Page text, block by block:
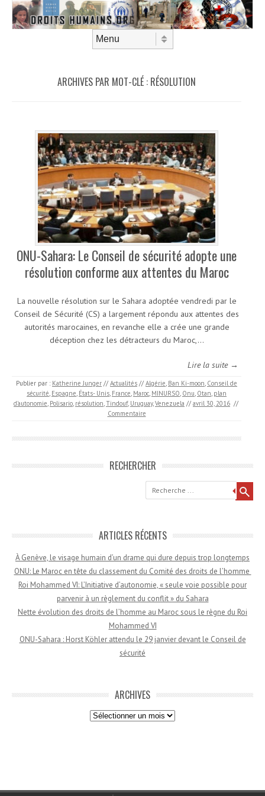
ARCHIVES PAR MOT-CLÉ : RÉSOLUTION
ONU-Sahara: Le Conseil de sécurité adopte une
résolution conforme aux attentes du Maroc
La nouvelle résolution sur le Sahara adoptée vendredi par le
Conseil de Sécurité (CS) a largement répondu aux attentes des
autorités marocaines, en revanche elle a crée une grande
déception chez les détracteurs du Maroc,…
Lire la suite →
Publier par : Katherine Junger // Actualités // Algérie, Ban Ki-moon, Conseil de
sécurité, Espagne, États- Unis, France, Maroc, MINURSO, Onu, Otan, plan
d’autonomie, Polisario, résolution,Tindouf, Uruguay,Venezuela // avril 30, 2016 //
Commentaire
RECHERCHER
Recherche
ARTICLES RÉCENTS
À Genève, le visage humain d’un drame qui dure depuis trop longtemps
ONU: Le Maroc en tête du classement du Comité des droits de l’homme
Roi Mohammed VI: L’Initiative d’autonomie, « seule voie possible pour
parvenir à un règlement du conflit » du Sahara
Nette évolution des droits de l’homme au Maroc sous le règne du Roi
Mohammed VI
ONU-Sahara : Horst Köhler attendu le 29 janvier devant le Conseil de
sécurité
ARCHIVES
Archives